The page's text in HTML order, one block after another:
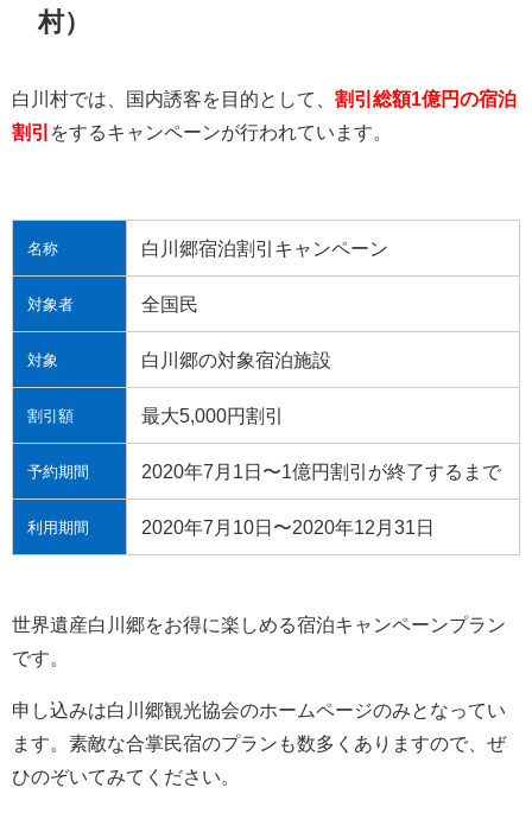
村）
白川村では、国内誘客を目的として、 割引総額1億円の宿泊
割引 をするキャンペーンが行われています。
名称 白川郷宿泊割引キャンペーン
対象者 全国民
対象 白川郷の対象宿泊施設
割引額 最大5,000円割引
予約期間 2020年7月1日〜1億円割引が終了するまで
利用期間 2020年7月10日〜2020年12月31日
世界遺産白川郷をお得に楽しめる宿泊キャンペーンプラン
です。
申し込みは白川郷観光協会のホームページのみとなってい
ます。素敵な合掌民宿のプランも数多くありますので、ぜ
ひのぞいてみてください。